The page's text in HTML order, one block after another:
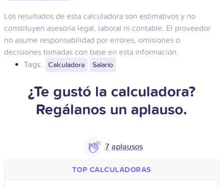
Los resultados de esta calculadora son estimativos y no
constituyen asesoría legal, laboral ni contable. El proveedor
no asume responsabilidad por errores, omisiones o
decisiones tomadas con base en esta información.
Tags:
Calculadora Salario
¿Te gustó la calculadora?
Regálanos un aplauso.
7
TOP CALCULADORAS